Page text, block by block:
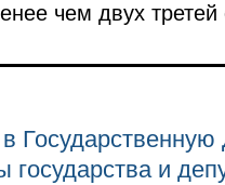
чем двух
Государственную
и